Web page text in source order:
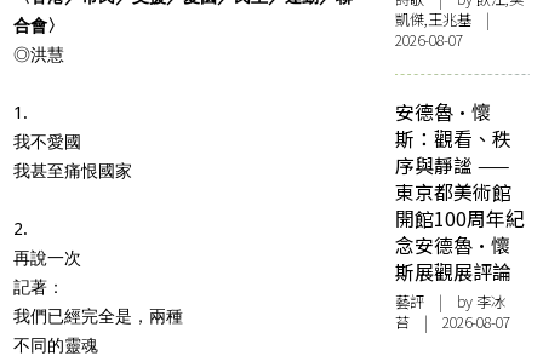
合會〉
◎洪慧
1.
我不愛國
我甚至痛恨國家
2.
再說一次
記著：
我們已經完全是，兩種
不同的靈魂
凱傑,王兆基 |
2026-08-07
安德魯·懷
斯：觀看、秩
序與靜謐 ——
東京都美術館
開館100周年紀
念安德魯·懷
斯展觀展評論
藝評 | by 李冰
苔 | 2026-08-07